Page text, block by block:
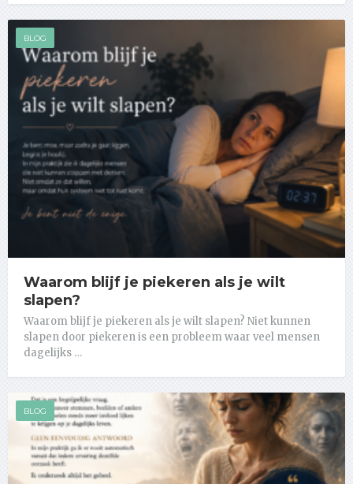
BLOG
Waarom blijf je piekeren als je wilt
slapen?
Waarom blijf je piekeren als je wilt slapen? Niet kunnen
slapen door piekeren is een probleem waar veel mensen
dagelijks …
BLOG